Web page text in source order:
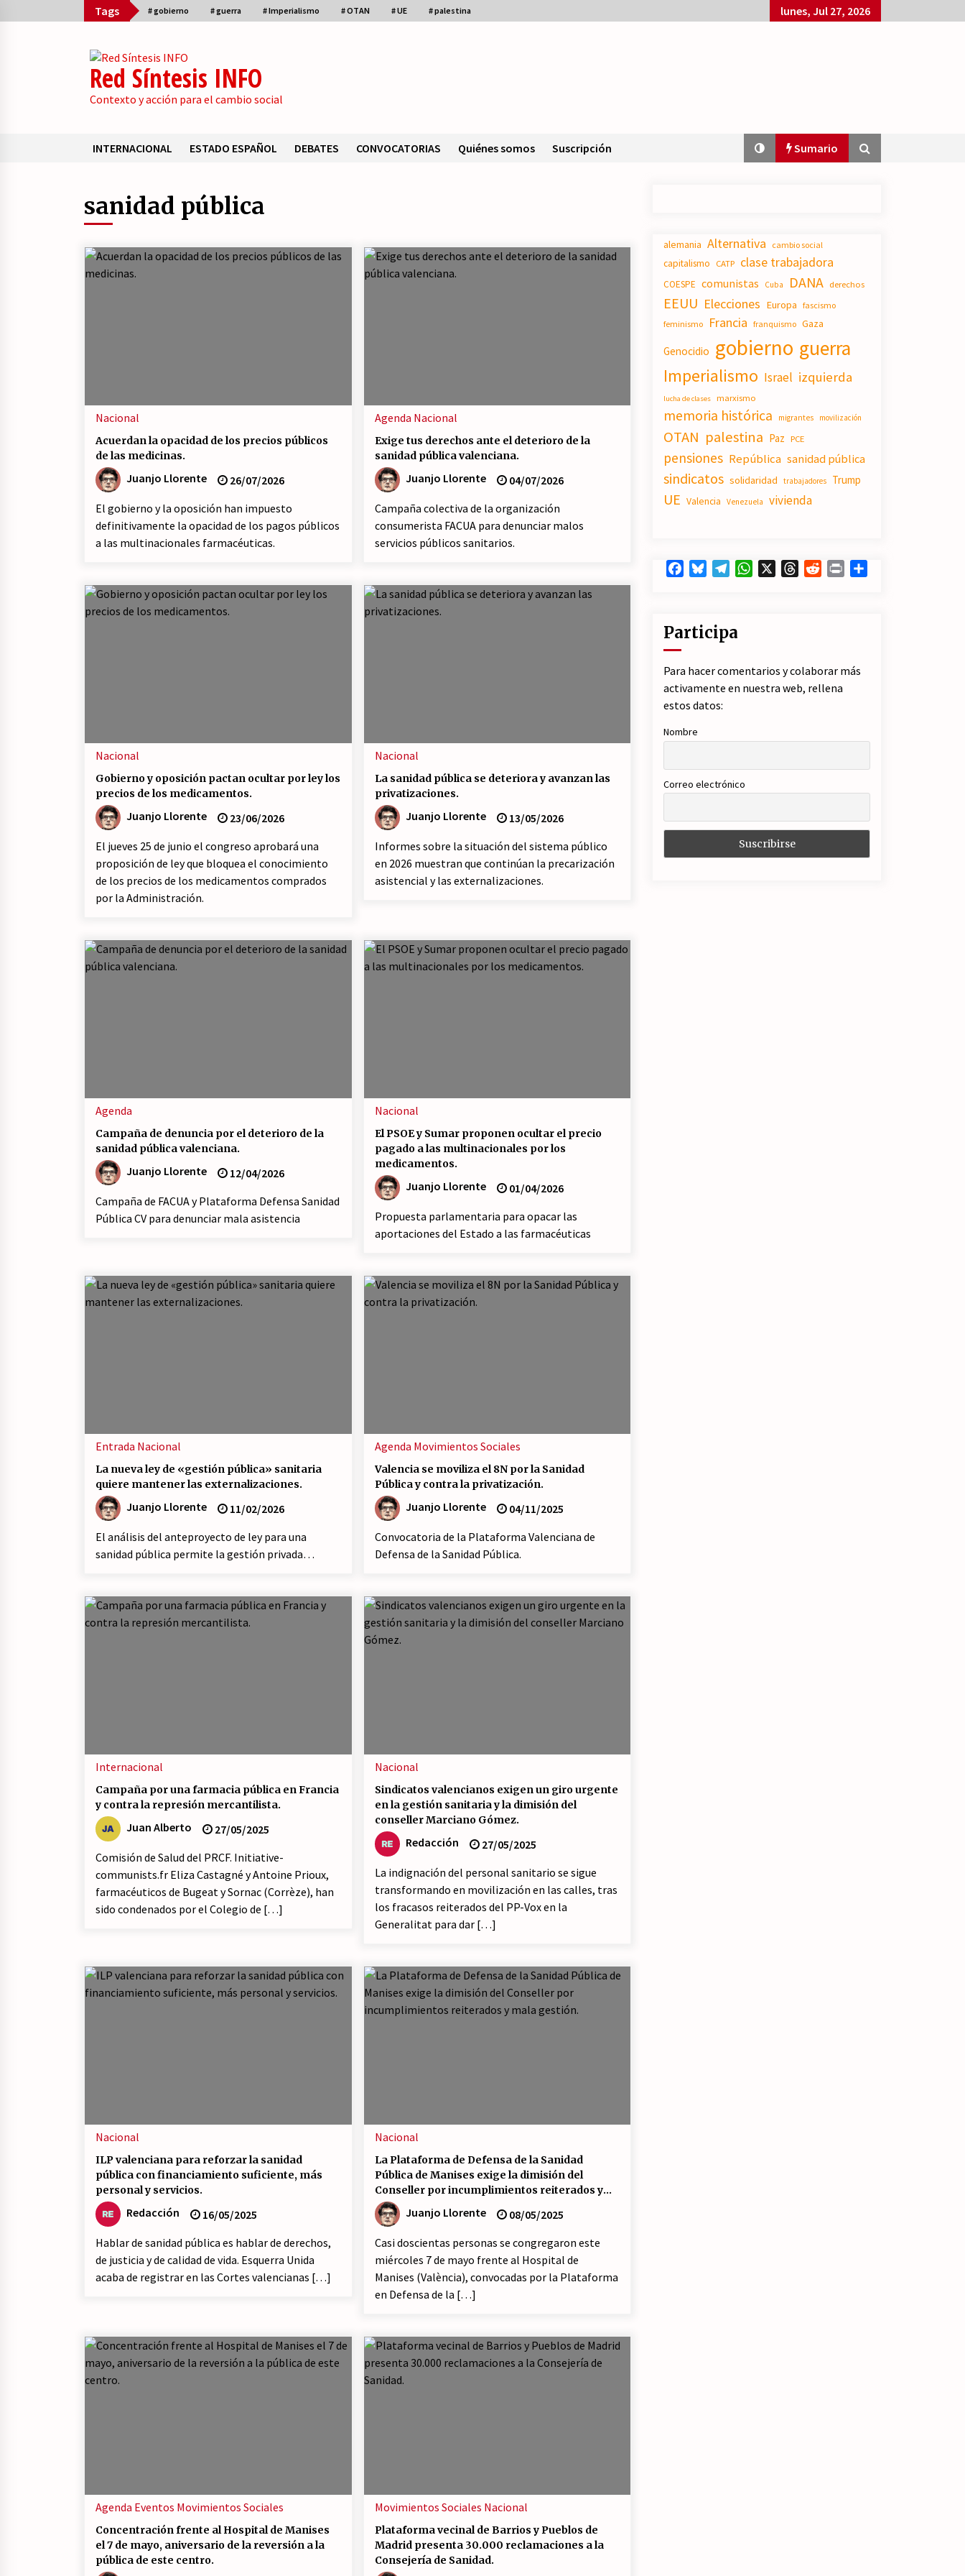
to
Tags # gobierno # guerra # Imperialismo # OTAN # UE # palestina lunes, Jul 27, 2026
Red Síntesis INFO
Contexto y acción para el cambio social
INTERNACIONAL ESTADO ESPAÑOL DEBATES CONVOCATORIAS Quiénes somos Suscripción Sumario
26/07/2026
izquierda.
24/07/2026
l’Educació Pública del País Valencià.
24/07/2026
Sobre el desarrollo real del modelo
productivo español.
23/07/2026
21/07/2026
proyectos políticos.
20/07/2026
¿Por qué la formación a la militancia
comunista del PCE no es marxista
leninista?
20/07/2026
¿Por qué la «unidad de las
izquierdas» es un callejón sin
salida?
19/07/2026
Polarizada y movilizada, la
19/07/2026
sanidad pública
Nacional
Acuerdan la opacidad de los precios públicos
de las medicinas.
Juanjo Llorente
26/07/2026
El gobierno y la oposición han impuesto
definitivamente la opacidad de los pagos públicos
a las multinacionales farmacéuticas.
Agenda Nacional
Exige tus derechos ante el deterioro de la
sanidad pública valenciana.
Juanjo Llorente
04/07/2026
Campaña colectiva de la organización
consumerista FACUA para denunciar malos
servicios públicos sanitarios.
Nacional
Gobierno y oposición pactan ocultar por ley los
precios de los medicamentos.
Juanjo Llorente
23/06/2026
El jueves 25 de junio el congreso aprobará una
proposición de ley que bloquea el conocimiento
de los precios de los medicamentos comprados
por la Administración.
Nacional
La sanidad pública se deteriora y avanzan las
privatizaciones.
Juanjo Llorente
13/05/2026
Informes sobre la situación del sistema público
en 2026 muestran que continúan la precarización
asistencial y las externalizaciones.
Agenda
Campaña de denuncia por el deterioro de la
sanidad pública valenciana.
Juanjo Llorente
12/04/2026
Campaña de FACUA y Plataforma Defensa Sanidad
Pública CV para denunciar mala asistencia
Nacional
El PSOE y Sumar proponen ocultar el precio
pagado a las multinacionales por los
medicamentos.
Juanjo Llorente
01/04/2026
Propuesta parlamentaria para opacar las
aportaciones del Estado a las farmacéuticas
Entrada Nacional
La nueva ley de «gestión pública» sanitaria
quiere mantener las externalizaciones.
Juanjo Llorente
11/02/2026
El análisis del anteproyecto de ley para una
sanidad pública permite la gestión privada…
Agenda Movimientos Sociales
Valencia se moviliza el 8N por la Sanidad
Pública y contra la privatización.
Juanjo Llorente
04/11/2025
Convocatoria de la Plataforma Valenciana de
Defensa de la Sanidad Pública.
Internacional
Campaña por una farmacia pública en Francia
y contra la represión mercantilista.
Juan Alberto
27/05/2025
Comisión de Salud del PRCF. Initiative-
communists.fr Eliza Castagné y Antoine Prioux,
farmacéuticos de Bugeat y Sornac (Corrèze), han
sido condenados por el Colegio de […]
Nacional
Sindicatos valencianos exigen un giro urgente
en la gestión sanitaria y la dimisión del
conseller Marciano Gómez.
Redacción
27/05/2025
La indignación del personal sanitario se sigue
transformando en movilización en las calles, tras
los fracasos reiterados del PP-Vox en la
Generalitat para dar […]
Nacional
ILP valenciana para reforzar la sanidad
pública con financiamiento suficiente, más
personal y servicios.
Redacción
16/05/2025
Hablar de sanidad pública es hablar de derechos,
de justicia y de calidad de vida. Esquerra Unida
acaba de registrar en las Cortes valencianas […]
Nacional
La Plataforma de Defensa de la Sanidad
Pública de Manises exige la dimisión del
Conseller por incumplimientos reiterados y
mala gestión.
Juanjo Llorente
08/05/2025
Casi doscientas personas se congregaron este
miércoles 7 de mayo frente al Hospital de
Manises (València), convocadas por la Plataforma
en Defensa de la […]
Agenda Eventos Movimientos Sociales
Concentración frente al Hospital de Manises
el 7 de mayo, aniversario de la reversión a la
pública de este centro.
Movimientos Sociales Nacional
Plataforma vecinal de Barrios y Pueblos de
Madrid presenta 30.000 reclamaciones a la
Consejería de Sanidad.
alemania Alternativa cambio social
capitalismo CATP clase trabajadora
COESPE comunistas Cuba DANA derechos
EEUU Elecciones Europa fascismo
feminismo
Francia franquismo Gaza
Genocidio gobierno guerra
Imperialismo Israel izquierda
lucha de clases marxismo
memoria histórica migrantes movilización
OTAN palestina Paz PCE
pensiones República sanidad pública
sindicatos solidaridad trabajadores Trump
UE Valencia Venezuela vivienda
FacebookBlueskyTelegramWhatsApp ThreadsReddit Print
Participa
Para hacer comentarios y colaborar más
activamente en nuestra web, rellena
estos datos:
Nombre
Correo electrónico